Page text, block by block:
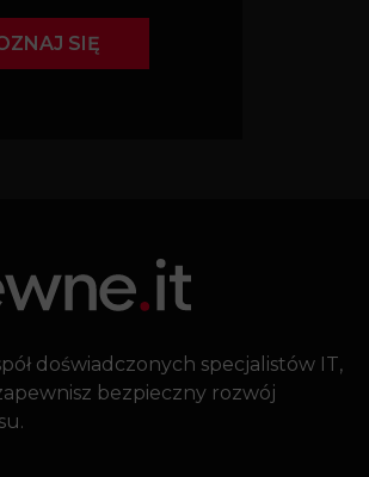
SIĘ
doświadczonych specjalistów IT,
bezpieczny rozwój